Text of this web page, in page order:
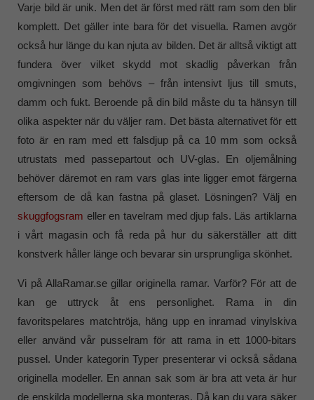
Varje bild är unik. Men det är först med rätt ram som den blir
komplett. Det gäller inte bara för det visuella. Ramen avgör
också hur länge du kan njuta av bilden. Det är alltså viktigt att
fundera över vilket skydd mot skadlig påverkan från
omgivningen som behövs – från intensivt ljus till smuts,
damm och fukt. Beroende på din bild måste du ta hänsyn till
olika aspekter när du väljer ram. Det bästa alternativet för ett
foto är en ram med ett falsdjup på ca 10 mm som också
utrustats med passepartout och UV-glas. En oljemålning
behöver däremot en ram vars glas inte ligger emot färgerna
eftersom de då kan fastna på glaset. Lösningen? Välj en
skuggfogsram eller en tavelram med djup fals. Läs artiklarna
i vårt magasin och få reda på hur du säkerställer att ditt
konstverk håller länge och bevarar sin ursprungliga skönhet.
Vi på AllaRamar.se gillar originella ramar. Varför? För att de
kan ge uttryck åt ens personlighet. Rama in din
favoritspelares matchtröja, häng upp en inramad vinylskiva
eller använd vår pusselram för att rama in ett 1000-bitars
pussel. Under kategorin Typer presenterar vi också sådana
originella modeller. En annan sak som är bra att veta är hur
de enskilda modellerna ska monteras. Då kan du vara säker